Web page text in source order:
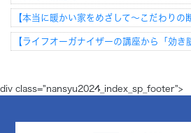
【本当に暖かい家をめざして～こだわりの
【ライフオーガナイザーの講座から「効き
div class="nansyu2024_index_sp_footer">